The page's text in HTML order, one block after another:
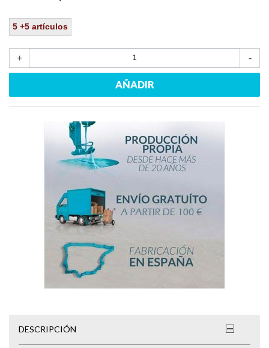
5 +5 artículos
-
+
AÑADIR
DESCRIPCIÓN